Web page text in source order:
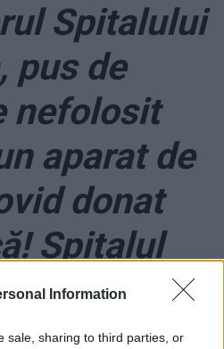
Information
sale, sharing to third parties, or
Spitalului
pus de
nefolosit
aparat de
donat
Spitalul
la un
din